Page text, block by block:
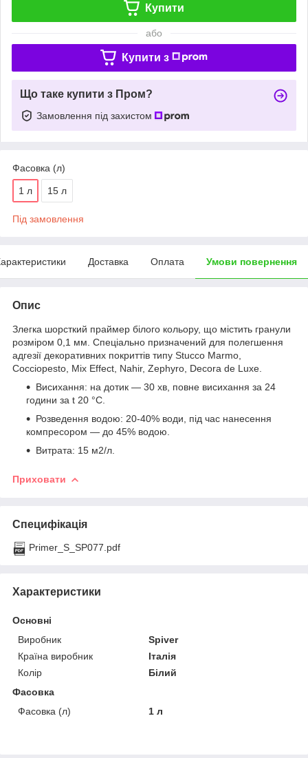
Купити
або
Купити з
Що таке купити з Пром?
Замовлення під захистом
Фасовка (л)
1 л 15 л
Під замовлення
Доставка Оплата Умови повернення
Опис
Злегка шорсткий праймер білого кольору, що містить гранули
розміром 0,1 мм. Спеціально призначений для полегшення
адгезії декоративних покриттів типу Stucco Marmo,
Cocciopesto, Mix Effect, Nahir, Zephyro, Decora de Luxe.
Висихання: на дотик — 30 хв, повне висихання за 24
години за t 20 °C.
Розведення водою: 20-40% води, під час нанесення
компресором — до 45% водою.
Витрата: 15 м2/л.
Приховати
Специфікація
Primer_S_SP077.pdf
Характеристики
Основні
Виробник
Spiver
Країна виробник
Італія
Колір
Білий
Фасовка
Фасовка (л)
1 л